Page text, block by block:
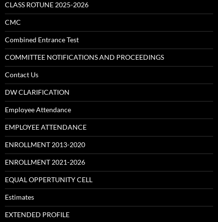
CLASS ROTUNE 2025-2026
CMC
Combined Entrance Test
COMMITTEE NOTIFICATIONS AND PROCEEDINGS
Contact Us
DW CLARIFICATION
Employee Attendance
EMPLOYEE ATTENDANCE
ENROLLMENT 2013-2020
ENROLLMENT 2021-2026
EQUAL OPPERTUNITY CELL
Estimates
EXTENDED PROFILE